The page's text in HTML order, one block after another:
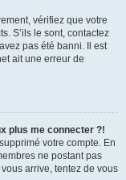
vérifiez que votre
S’ils le sont, contactez
pas été banni. Il est
ait une erreur de
plus me connecter ?!
votre compte. En
ne postant pas
arrive, tentez de vous